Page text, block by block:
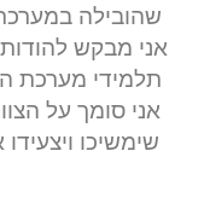
שהובילה
אני מבקש
תלמידי מערכת
אני סומך על
שימשיכו